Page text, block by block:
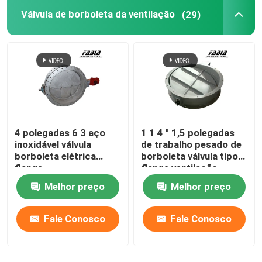
Válvula de globo de alta temperatura
Válvula de esfera de vácuo
Válvulas para fins especiais
Válvula de três vias
Válvula RTO
Válvula de borboleta da ventilação (29)
4 polegadas 6 3 aço
inoxidável válvula
borboleta elétrica
flange
Melhor preço
Fale Conosco
1 1 4 " 1,5 polegadas
de trabalho pesado de
borboleta válvula tipo
flange ventilação
Melhor preço
Fale Conosco